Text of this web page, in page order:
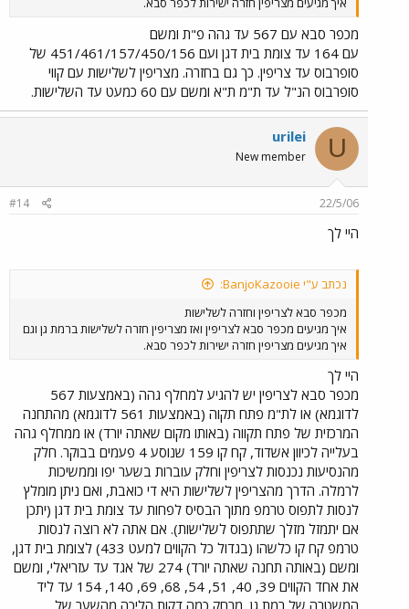
מכפר סבא עם 567 עד גהה פ"ת ומשם
עם 164 עד צומת בית דגן ועם 451/461/157/450/156 של
סופרבוס עד צריפין. כך גם בחזרה. מצריפין לשלישות עם קווי
סופרבוס הנ"ל עד ת"מ ת"א ומשם עם 60 כמעט עד השלישות.
U
urilei
New member
22/5/06
#14
היי לך
נכתב ע"י BanjoKazooie:
מכפר סבא לצריפין וחזרה לשלישות
איך מגיעים מכפר סבא לצריפין ואז מצריפין חזרה לשלישות ברמת גן וגם
איך מגיעים מצריפין חזרה ישירות לכפר סבא.
היי לך
מכפר סבא לצריפין יש להגיע למחלף גהה (באמצעות 567
לדוגמא) או לת"מ פתח תקוה (באמצעות 561 לדוגמא) מהתחנה
המרכזית של פתח תקווה (באותו מקום שאתה יורד) או ממחלף גהה
בעלייה לכיוון אשדוד, קח קו 159 שנוסע 4 פעמים בבוקר. חלק
מהנסיעות נכנסות לצריפין וחלק עוברות בשער יפו וממשיכות
לרמלה. הדרך מהצריפין לשלישות היא די כואבת, ואם ניתן מומלץ
לנסות לתפוס טרמפ מתוך הבסיס לפחות עד צומת בית דגן (יתכן
אם יתמזל מזלך שתתפוס לשלישות). אם אתה לא רוצה לנסות
טרמפ קח קו כלשהו (בגדול כל הקווים למעט 433) לצומת בית דגן,
ומשם (באותה תחנה שאתה יורד) 274 של אגד עד עזריאלי, ומשם
את אחד הקווים 39, 40, 51, 54, 68, 69, 140, 154 עד ליד
המשטרה של רמת גן, מרחק כמה דקות הליכה מהשער של